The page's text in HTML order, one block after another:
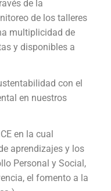
de la
de los talleres
multiplicidad de
y disponibles a
con el
en nuestros
en la cual
aprendizajes y los
Personal y Social,
el fomento a la